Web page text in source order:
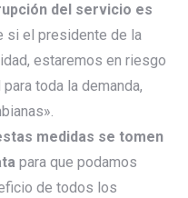
del servicio es
si el presidente de la
estaremos en riesgo
toda la demanda,
medidas se tomen
para que podamos
de todos los